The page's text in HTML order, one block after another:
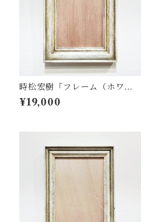
時松宏樹「フレーム（ホワイ
ト・A5サイズ）」
¥19,000